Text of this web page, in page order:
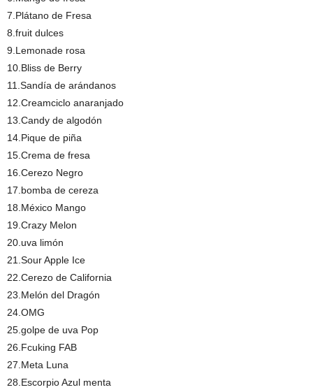
7.Plátano de Fresa
8.fruit dulces
9.Lemonade rosa
10.Bliss de Berry
11.Sandía de arándanos
12.Creamciclo anaranjado
13.Candy de algodón
14.Pique de piña
15.Crema de fresa
16.Cerezo Negro
17.bomba de cereza
18.México Mango
19.Crazy Melon
20.uva limón
21.Sour Apple Ice
22.Cerezo de California
23.Melón del Dragón
24.OMG
25.golpe de uva Pop
26.Fcuking FAB
27.Meta Luna
28.Escorpio Azul menta